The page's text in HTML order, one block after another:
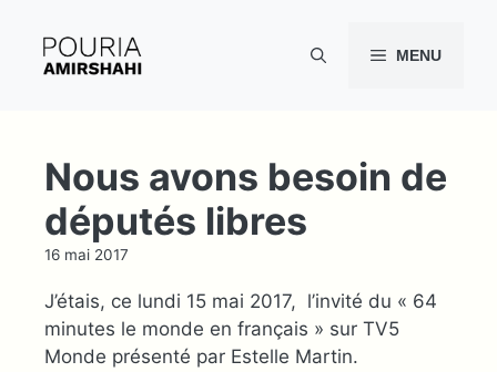
contenu
MENU
Nous avons besoin de
députés libres
16 mai 2017
J’étais, ce lundi 15 mai 2017, l’invité du « 64
minutes le monde en français » sur TV5
Monde présenté par Estelle Martin.